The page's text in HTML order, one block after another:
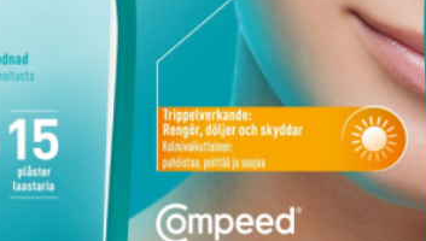
voimassa olevaa reseptiä, ja voit
Tilausta varten sinun pitää ensin
jonka jälkeen voit maksaa ostoksesi.